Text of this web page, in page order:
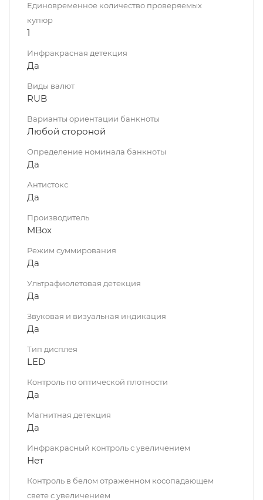
Единовременное количество проверяемых
купюр
1
Инфракрасная детекция
Да
Виды валют
RUB
Варианты ориентации банкноты
Любой стороной
Определение номинала банкноты
Да
Антистокс
Да
Производитель
MBox
Режим суммирования
Да
Ультрафиолетовая детекция
Да
Звуковая и визуальная индикация
Да
Тип дисплея
LED
Контроль по оптической плотности
Да
Магнитная детекция
Да
Инфракрасный контроль с увеличением
Нет
Контроль в белом отраженном косопадающем
свете с увеличением